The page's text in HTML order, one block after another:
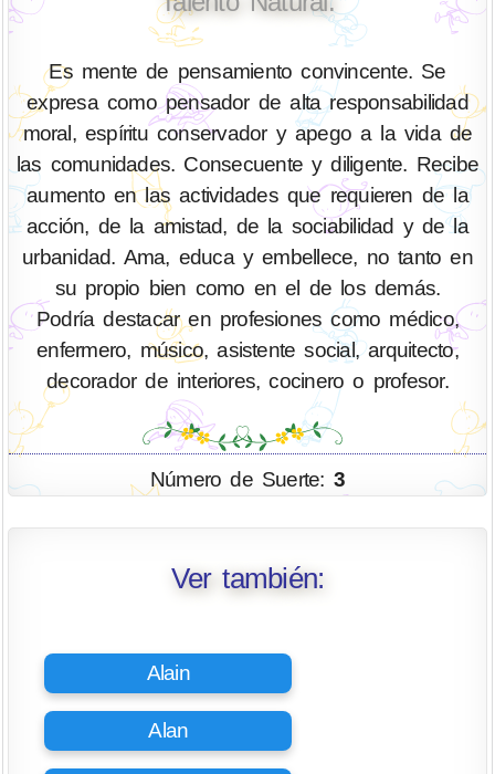
Es mente de pensamiento convincente. Se
expresa como pensador de alta responsabilidad
moral, espíritu conservador y apego a la vida de
las comunidades. Consecuente y diligente. Recibe
aumento en las actividades que requieren de la
acción, de la amistad, de la sociabilidad y de la
urbanidad. Ama, educa y embellece, no tanto en
su propio bien como en el de los demás.
Podría destacar en profesiones como médico,
enfermero, músico, asistente social, arquitecto,
decorador de interiores, cocinero o profesor.
Número de Suerte: 3
Ver también:
Alain
Alan